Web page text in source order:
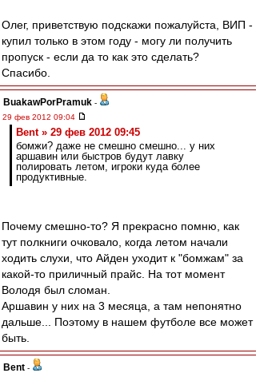
Олег, приветствую подскажи пожалуйста, ВИП -
купил только в этом году - могу ли получить
пропуск - если да то как это сделать?
Спасибо.
BuakawPorPramuk -
29 фев 2012 09:04
Bent » 29 фев 2012 09:45
бомжи? даже не смешно смешно... у них
аршавин или быстров будут лавку
полировать летом, игроки куда более
продуктивные.
Почему смешно-то? Я прекрасно помню, как
тут полкниги очковало, когда летом начали
ходить слухи, что Айден уходит к "бомжам" за
какой-то приличный прайс. На тот момент
Володя был сломан.
Аршавин у них на 3 месяца, а там непонятно
дальше... Поэтому в нашем футболе все может
быть.
Bent -